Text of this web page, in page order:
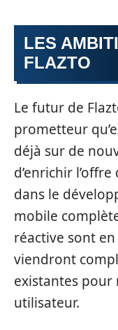
LES
FLAZTO
Le futur de
prometteur
déjà sur de
d’enrichir
dans le
mobile
réactive sont
viendront
existantes pour
utilisateur.